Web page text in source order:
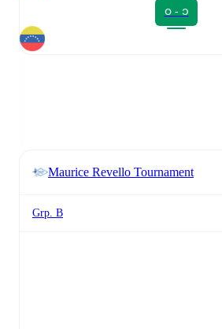
၀ - ၁
Maurice Revello Tournament
Grp. B